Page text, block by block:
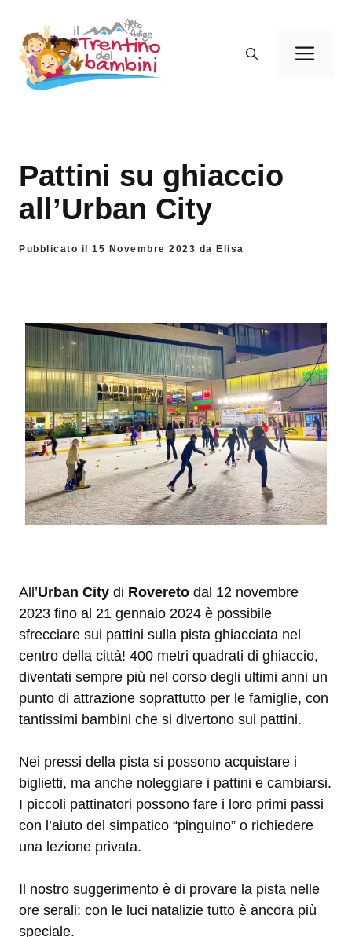
contenuto
Pattini su ghiaccio
all’Urban City
Pubblicato il 15 Novembre 2023 da Elisa
All’Urban City di Rovereto dal 12 novembre
2023 fino al 21 gennaio 2024 è possibile
sfrecciare sui pattini sulla pista ghiacciata nel
centro della città! 400 metri quadrati di ghiaccio,
diventati sempre più nel corso degli ultimi anni un
punto di attrazione soprattutto per le famiglie, con
tantissimi bambini che si divertono sui pattini.
Nei pressi della pista si possono acquistare i
biglietti, ma anche noleggiare i pattini e cambiarsi.
I piccoli pattinatori possono fare i loro primi passi
con l’aiuto del simpatico “pinguino” o richiedere
una lezione privata.
Il nostro suggerimento è di provare la pista nelle
ore serali: con le luci natalizie tutto è ancora più
speciale.